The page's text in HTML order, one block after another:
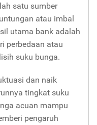
satu sumber
atau imbal
utama bank adalah
perbedaan atau
suku bunga.
dan naik
tingkat suku
acuan mampu
pengaruh